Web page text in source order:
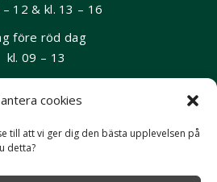
cookies
till att vi ger dig den bästa upplevelsen på
detta?
– 12 & kl. 13 – 16
före röd dag
kl. 09 – 13